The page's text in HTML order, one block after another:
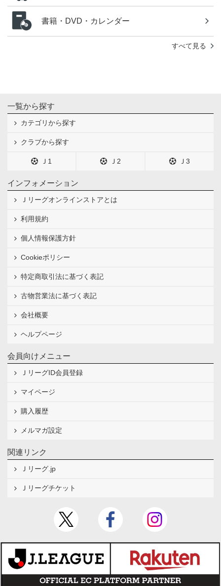
書籍・DVD・カレンダー
すべて見る
一覧から探す
カテゴリから探す
クラブから探す
Ｊ1 Ｊ2 Ｊ3
インフォメーション
Ｊリーグオンラインストアとは
利用規約
個人情報保護方針
Cookieポリシー
特定商取引法に基づく表記
古物営業法に基づく表記
会社概要
ヘルプページ
会員向けメニュー
ＪリーグID会員登録
マイページ
購入履歴
メルマガ設定
関連リンク
Ｊリーグ.jp
Ｊリーグチケット